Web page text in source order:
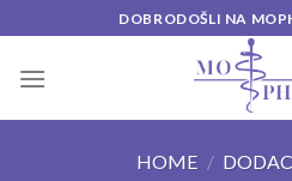
to
content
DOBRODOŠLI NA
HOME /